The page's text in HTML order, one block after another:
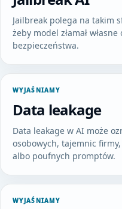
Jailbreak polega na takim
żeby model złamał
bezpieczeństwa.
WYJAŚNIAMY
Data leakage
Data leakage w AI może
osobowych, tajemnic
albo poufnych promptów.
WYJAŚNIAMY